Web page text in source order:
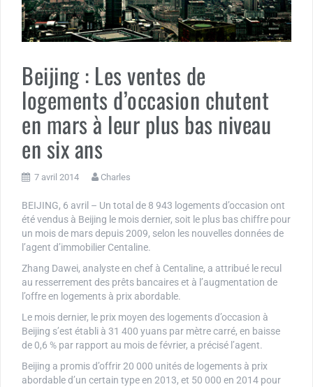
Beijing : Les ventes de
logements d’occasion chutent
en mars à leur plus bas niveau
en six ans
7 avril 2014 Charles
BEIJING, 6 avril – Un total de 8 943 logements d’occasion ont
été vendus à Beijing le mois dernier, soit le plus bas chiffre pour
un mois de mars depuis 2009, selon les nouvelles données de
l’agent d’immobilier Centaline.
Zhang Dawei, analyste en chef à Centaline, a attribué le recul
au resserrement des prêts bancaires et à l’augmentation de
l’offre en logements à prix abordable.
Le mois dernier, le prix moyen des logements d’occasion à
Beijing s’est établi à 31 400 yuans par mètre carré, en baisse
de 0,6 % par rapport au mois de février, a précisé l’agent.
Beijing a promis d’offrir 20 000 unités de logements à prix
abordable d’un certain type en 2013, et 50 000 en 2014 pour